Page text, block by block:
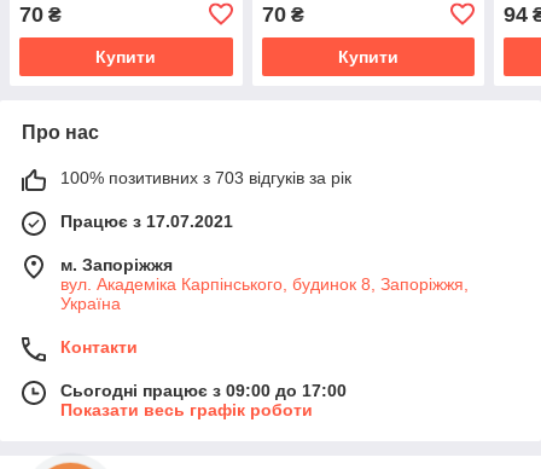
70 ₴
Купити
70₴
Купити
94
Про нас
100% позитивних з 703 відгуків за рік
Працює з 17.07.2021
м. Запоріжжя
вул. Академіка Карпінського, будинок 8, Запоріжжя,
Україна
Контакти
Сьогодні працює з 09:00 до 17:00
Показати весь графік роботи